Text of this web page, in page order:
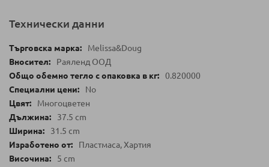
Технически данни
Melissa&Doug
Раяленд ООД
0.820000
No
Многоцветен
37.5 cm
31.5 cm
Пластмаса, Хартия
5 cm